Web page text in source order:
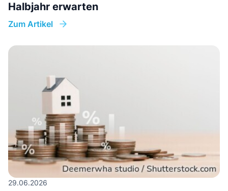
Halbjahr erwarten
Zum Artikel
29.06.2026